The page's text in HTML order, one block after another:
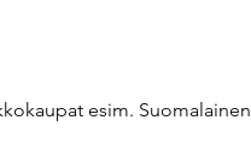
esim. Suomalainen